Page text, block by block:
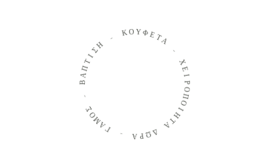
Γ
Α
Μ
Ο
Β
Α
Π
Τ
Ι
ΣΗ
Κ Ο ΥΦΕΤΑ
Χ
Ε
Ι
Ρ
Ο
Π
Ο
Ι
Η
Τ
Α
Δ
Ω
Ρ
Α